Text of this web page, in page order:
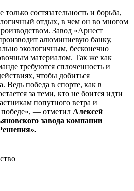
состязательность и борьба,
отдых, в чем он во многом
Завод «Арнест
алюминиевую банку,
экологичным, бесконечно
материалом. Так же как
требуются сплоченность и
чтобы добиться
Ведь победа в спорте, как в
за теми, кто не боится идти
попутного ветра и
победе», — отметил Алексей
завода компании